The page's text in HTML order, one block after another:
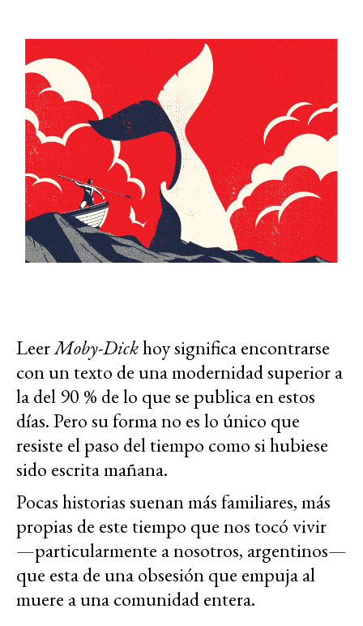
LeerMoby-Dickhoy significa encontrarse
con un texto de una modernidad superior a
la del 90 % de lo que se publica en estos
días. Pero su forma no es lo único que
resiste el paso del tiempo como si hubiese
sido escrita mañana.
Pocas historias suenan más familiares, más
propias de este tiempo que nos tocó vivir
—particularmente a nosotros, argentinos—
que esta de una obsesión que empuja al
muere a una comunidad entera.